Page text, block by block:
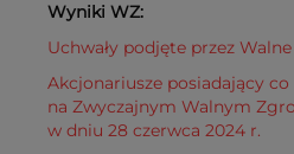
Wyniki WZ:
Uchwały podjęte przez
Akcjonariusze posiadający
na Zwyczajnym Walnym
w dniu 28 czerwca 2024 r.